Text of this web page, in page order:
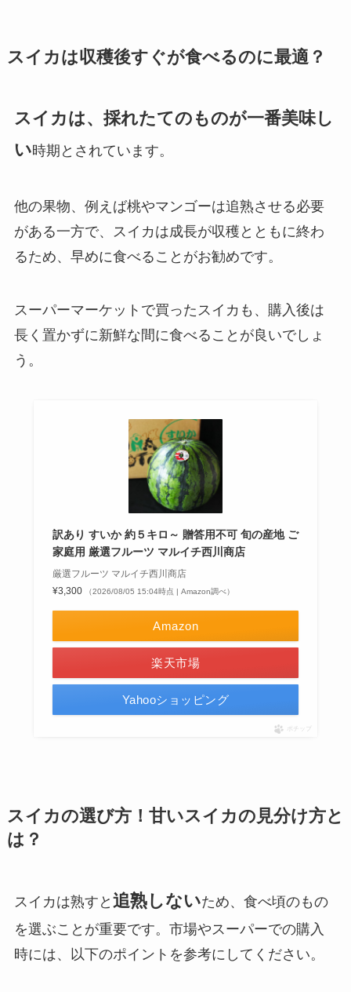
スイカは収穫後すぐが食べるのに最適？
スイカは、採れたてのものが一番美味し
い時期とされています。
他の果物、例えば桃やマンゴーは追熟させる必要
がある一方で、スイカは成長が収穫とともに終わ
るため、早めに食べることがお勧めです。
スーパーマーケットで買ったスイカも、購入後は
長く置かずに新鮮な間に食べることが良いでしょ
う。
訳あり すいか 約５キロ～ 贈答用不可 旬の産地 ご
家庭用 厳選フルーツ マルイチ西川商店
厳選フルーツ マルイチ西川商店
¥3,300
（2026/08/05 15:04時点 | Amazon調べ）
Amazon
楽天市場
Yahooショッピング
ポチップ
スイカの選び方！甘いスイカの見分け方と
は？
スイカは熟すと 追熟しないため、食べ頃のもの
を選ぶことが重要です。市場やスーパーでの購入
時には、以下のポイントを参考にしてください。